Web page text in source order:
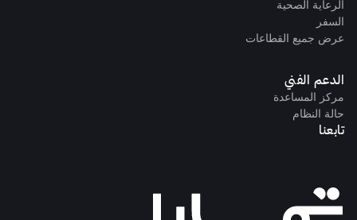
الرعاية الصحية
السفر
عرض جميع القطاعات
الدعم الفني
مركز المساعدة
حالة النظام
تابعنا